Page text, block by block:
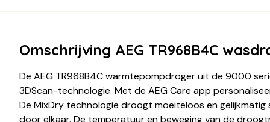
Omschrijving AEG TR968B4C
De AEG TR968B4C warmtepompdroger uit de 9000
3DScan-technologie. Met de AEG Care app
De MixDry technologie droogt moeiteloos en
door elkaar. De temperatuur en beweging van de